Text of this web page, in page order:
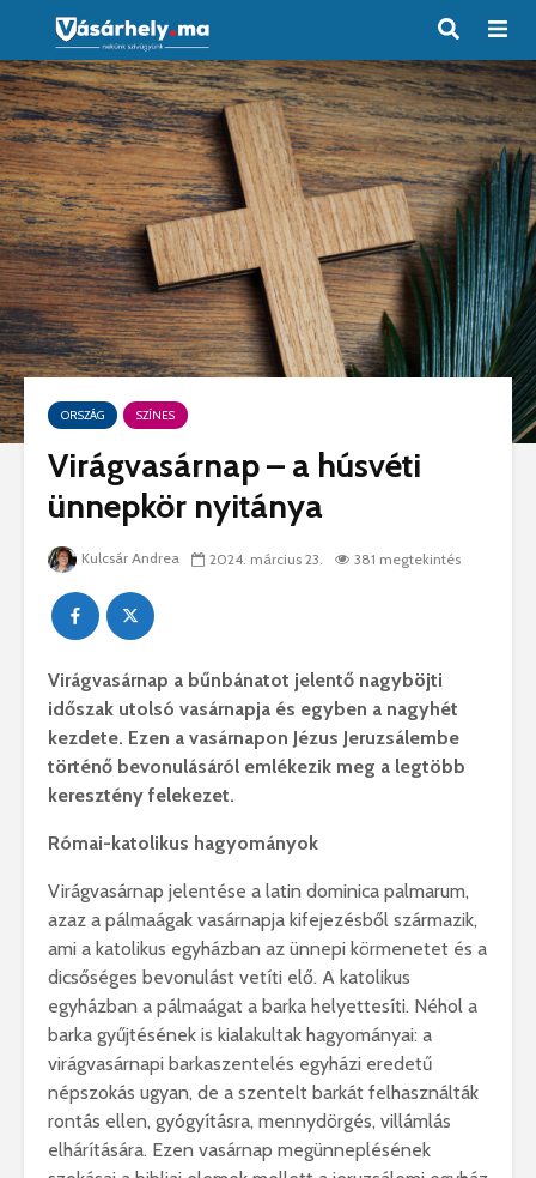
ORSZÁG SZÍNES
Virágvasárnap – a húsvéti
ünnepkör nyitánya
Kulcsár Andrea 2024. március 23. 381 megtekintés
Virágvasárnap a bűnbánatot jelentő nagyböjti
időszak utolsó vasárnapja és egyben a nagyhét
kezdete. Ezen a vasárnapon Jézus Jeruzsálembe
történő bevonulásáról emlékezik meg a legtöbb
keresztény felekezet.
Római-katolikus hagyományok
Virágvasárnap jelentése a latin dominica palmarum,
azaz a pálmaágak vasárnapja kifejezésből származik,
ami a katolikus egyházban az ünnepi körmenetet és a
dicsőséges bevonulást vetíti elő. A katolikus
egyházban a pálmaágat a barka helyettesíti. Néhol a
barka gyűjtésének is kialakultak hagyományai: a
virágvasárnapi barkaszentelés egyházi eredetű
népszokás ugyan, de a szentelt barkát felhasználták
rontás ellen, gyógyításra, mennydörgés, villámlás
elhárítására. Ezen vasárnap megünneplésének